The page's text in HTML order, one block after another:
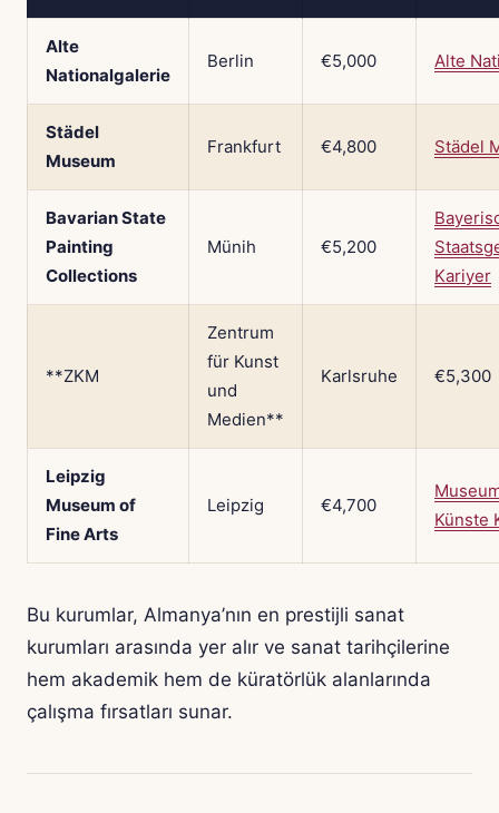
Alte
Nationalgalerie
Berlin €5,000 Alte
Städel
Museum
Frankfurt €4,800 Städel
Bavarian State
Painting
Collections
Münih €5,200
Kariyer
**ZKM
Zentrum
für Kunst
und
Medien**
Karlsruhe €5,300
Leipzig
Museum of
Fine Arts
Leipzig €4,700
Künste
Bu kurumlar, Almanya’nın en prestijli sanat
kurumları arasında yer alır ve sanat tarihçilerine
hem akademik hem de küratörlük alanlarında
çalışma fırsatları sunar.